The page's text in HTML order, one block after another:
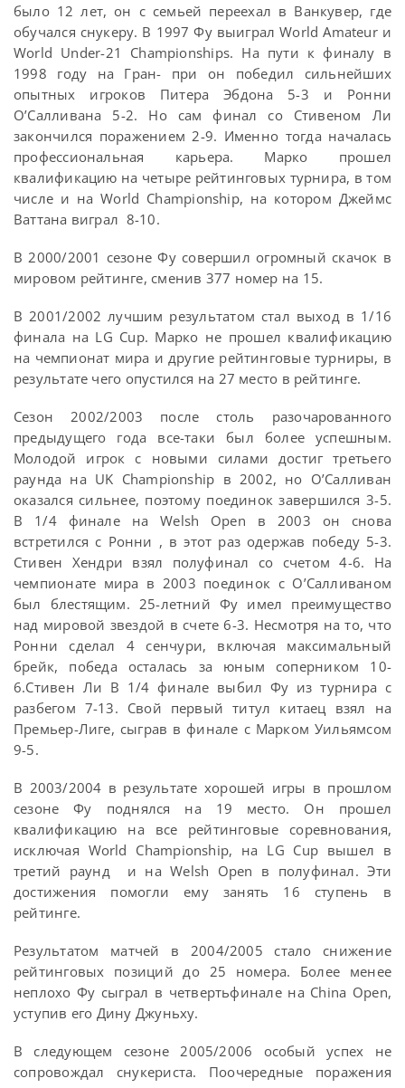
было 12 лет, он с семьей переехал в Ванкувер, где
обучался снукеру. В 1997 Фу выиграл World Amateur и
World Under-21 Championships. На пути к финалу в
1998 году на Гран- при он победил сильнейших
опытных игроков Питера Эбдона 5-3 и Ронни
О’Салливана 5-2. Но сам финал со Стивеном Ли
закончился поражением 2-9. Именно тогда началась
профессиональная карьера. Марко прошел
квалификацию на четыре рейтинговых турнира, в том
числе и на World Championship, на котором Джеймс
Ваттана виграл 8-10.
В 2000/2001 сезоне Фу совершил огромный скачок в
мировом рейтинге, сменив 377 номер на 15.
В 2001/2002 лучшим результатом стал выход в 1/16
финала на LG Cup. Марко не прошел квалификацию
на чемпионат мира и другие рейтинговые турниры, в
результате чего опустился на 27 место в рейтинге.
Сезон 2002/2003 после столь разочарованного
предыдущего года все-таки был более успешным.
Молодой игрок с новыми силами достиг третьего
раунда на UK Championship в 2002, но О’Салливан
оказался сильнее, поэтому поединок завершился 3-5.
В 1/4 финале на Welsh Open в 2003 он снова
встретился с Ронни , в этот раз одержав победу 5-3.
Стивен Хендри взял полуфинал со счетом 4-6. На
чемпионате мира в 2003 поединок с О’Салливаном
был блестящим. 25-летний Фу имел преимущество
над мировой звездой в счете 6-3. Несмотря на то, что
Ронни сделал 4 сенчури, включая максимальный
брейк, победа осталась за юным соперником 10-
6.Стивен Ли В 1/4 финале выбил Фу из турнира с
разбегом 7-13. Свой первый титул китаец взял на
Премьер-Лиге, сыграв в финале с Марком Уильямсом
9-5.
В 2003/2004 в результате хорошей игры в прошлом
сезоне Фу поднялся на 19 место. Он прошел
квалификацию на все рейтинговые соревнования,
исключая World Championship, на LG Cup вышел в
третий раунд и на Welsh Open в полуфинал. Эти
достижения помогли ему занять 16 ступень в
рейтинге.
Результатом матчей в 2004/2005 стало снижение
рейтинговых позиций до 25 номера. Более менее
неплохо Фу сыграл в четвертьфинале на China Open,
уступив его Дину Джуньху.
В следующем сезоне 2005/2006 особый успех не
сопровождал снукериста. Поочередные поражения